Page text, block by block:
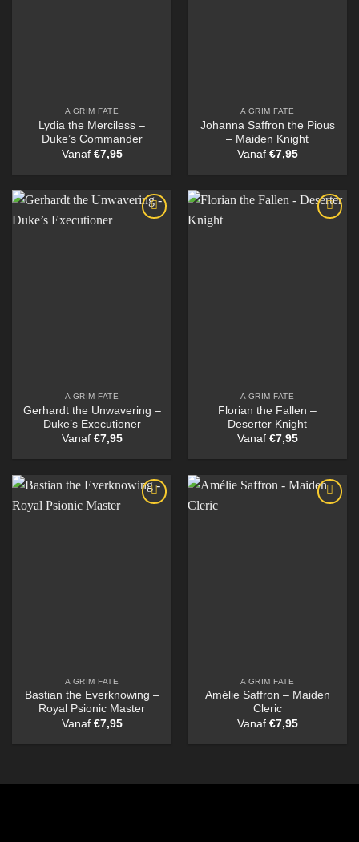
A GRIM FATE
Lydia the Merciless –
Duke’s Commander
Vanaf €7,95
A GRIM FATE
Johanna Saffron the Pious
– Maiden Knight
Vanaf €7,95
A GRIM FATE
Gerhardt the Unwavering –
Duke’s Executioner
Vanaf €7,95
A GRIM FATE
Florian the Fallen –
Deserter Knight
Vanaf €7,95
A GRIM FATE
Bastian the Everknowing –
Royal Psionic Master
Vanaf €7,95
A GRIM FATE
Amélie Saffron – Maiden
Cleric
Vanaf €7,95